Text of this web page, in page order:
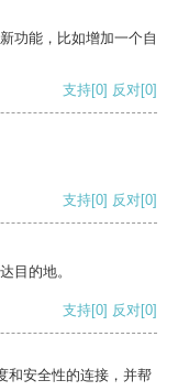
功能，比如增加一个自
支持[0] 反对[0]
支持[0] 反对[0]
目的地。
支持[0] 反对[0]
和安全性的连接，并帮